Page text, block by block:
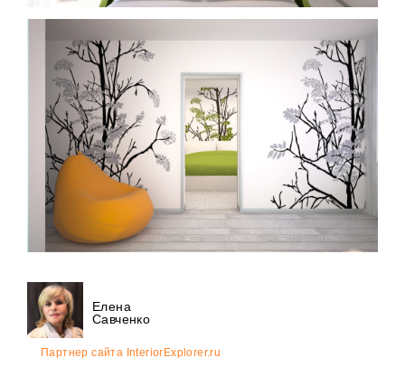
Елена
Савченко
Партнер сайта InteriorExplorer.ru